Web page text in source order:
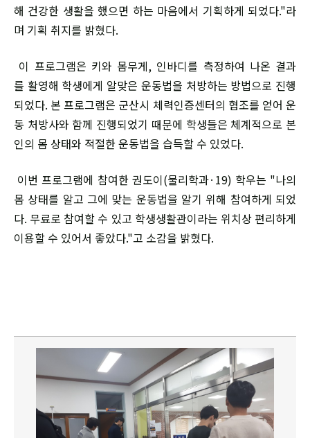
해 건강한 생활을 했으면 하는 마음에서 기획하게 되었다."라
며 기획 취지를 밝혔다.
이 프로그램은 키와 몸무게, 인바디를 측정하여 나온 결과
를 활영해 학생에게 알맞은 운동법을 처방하는 방법으로 진행
되었다. 본 프로그램은 군산시 체력인증센터의 협조를 얻어 운
동 처방사와 함께 진행되었기 때문에 학생들은 체계적으로 본
인의 몸 상태와 적절한 운동법을 습득할 수 있었다.
이번 프로그램에 참여한 권도이(물리학과·19) 학우는 "나의
몸 상태를 알고 그에 맞는 운동법을 알기 위해 참여하게 되었
다. 무료로 참여할 수 있고 학생생활관이라는 위치상 편리하게
이용할 수 있어서 좋았다."고 소감을 밝혔다.